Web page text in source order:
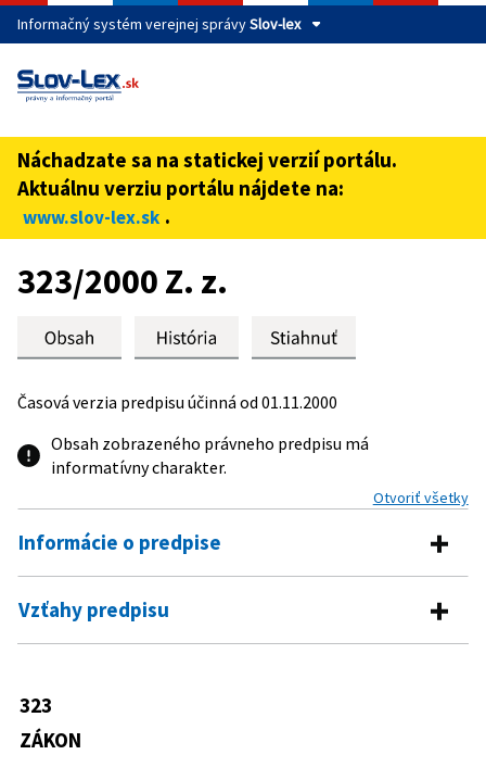
Informačný systém verejnej správySlov-lex
Táto stránka je zabezpečená
cez zabezpečenú webovú stránku verejnej správy SR.
Zabezpečená stránka vždy začína https:// pred názvom
domény webového sídla.
Náchadzate sa na statickej verzií portálu.
Aktuálnu verziu portálu nájdete na:
www.slov-lex.sk .
Preskoč na obsah
323/2000 Z. z.
Časová verzia predpisu účinná od 01.11.2000
Obsah zobrazeného právneho predpisu má
informatívny charakter.
Otvoriť všetky
Informácie o predpise
Číslo predpisu:
323/2000 Z. z.
Typ:
Vzťahy predpisu
323
ZÁKON